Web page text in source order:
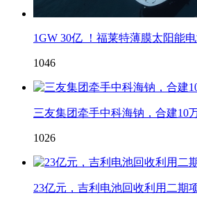
1GW 30亿 ！福莱特薄膜太阳能
1046
三友集团牵手中科海钠，合建10
1026
23亿元，吉利电池回收利用二期